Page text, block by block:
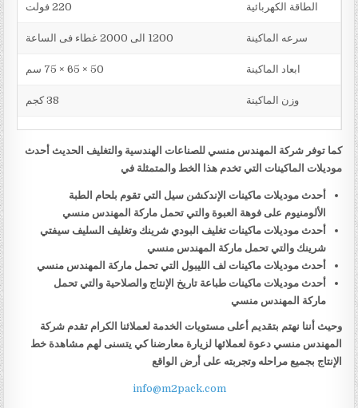
الطاقة الكهربائية 220 فولت
سرعه الماكينة 1200 الى 2000 غطاء فى الساعة
ابعاد الماكينة 50 × 65 × 75 سم
وزن الماكينة 38 كجم
كما توفر شركة المهندس منسي للصناعات الهندسية والتغليف الحديث أحدث
موديلات الماكينات التي تخدم هذا الخط والمتمثلة في
أحدث موديلات ماكينات الإندكشن سيل التي تقوم بلحام الطبة
الألومنيوم على فوهة العبوة والتي تحمل ماركة المهندس منسي
أحدث موديلات ماكينات تغليف البودي شرينك وتغليف السليف سيفتي
شرينك والتي تحمل ماركة المهندس منسي
أحدث موديلات ماكينات لف الليبول التي تحمل ماركة المهندس منسي
أحدث موديلات ماكينات طباعة تاريخ الإنتاج والصلاحية والتي تحمل
ماركة المهندس منسي
وحيث أننا نهتم بتقديم أعلى مستويات الخدمة لعملائنا الكرام تقدم شركة
المهندس منسي دعوة لعملائها لزيارة معارضنا كي يتسنى لهم مشاهدة خط
الإنتاج بجميع مراحله وتجربته على أرض الواقع
info@m2pack.com